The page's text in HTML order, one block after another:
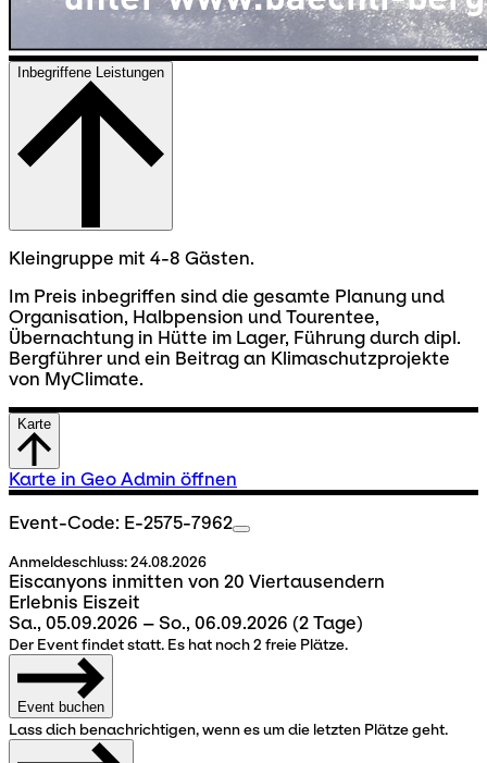
Inbegriffene Leistungen
Kleingruppe mit 4-8 Gästen.
Im Preis inbegriffen sind die gesamte Planung und
Organisation, Halbpension und Tourentee,
Übernachtung in Hütte im Lager, Führung durch dipl.
Bergführer und ein Beitrag an Klimaschutzprojekte
von MyClimate.
Karte
Karte in Geo Admin öffnen
Event-Code: E-2575-7962
Anmeldeschluss:24.08.2026
Eiscanyons inmitten von 20 Viertausendern
Erlebnis Eiszeit
Sa., 05.09.2026 – So., 06.09.2026 (2 Tage)
Der Event findet statt. Es hat noch 2 freie Plätze.
Event buchen
Lass dich benachrichtigen, wenn es um die letzten Plätze geht.